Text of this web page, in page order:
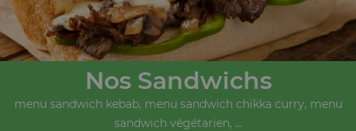
Nos Sandwichs
menu sandwich kebab, menu sandwich chikka curry, menu
sandwich végétarien, ...